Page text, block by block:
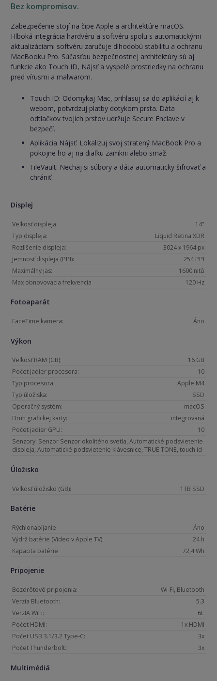
Displej
Veľkosť displeja:
14"
Typ displeja:
Liquid Retina XDR
Rozlíšenie displeja:
3024 x 1964 px
Jemnosť displeja (PPI):
254 PPI
Maximálny jas:
1600 nitů
Max obnovovacia frekvencia
120 Hz
Fotoaparát
FaceTime kamera: Áno
Výkon
Veľkosť RAM (GB):
16 GB
Počet jadier procesora:
10
Typ procesora:
Apple M4
Typ úložiska:
SSD
Operačný systém:
macOS
Druh grafickej karty:
integrovaná
Počet jadier GPU:
10
Senzory: Senzor Senzor okolitého svetla, Automatické podsvietenie
displeja, Automatické podsvietenie klávesnice, TRUE TONE, touch id
Úložisko
Veľkosť úložisko (GB): 1TB SSD
Batérie
Rýchlonabíjanie:
Áno
Výdrž batérie (Video v Apple TV):
24 h
Kapacita batérie
72,4 Wh
Pripojenie
Bezdrôtové pripojenia:
Wi-Fi, Bluetooth
Verzia Bluetooth:
5.3
VerzIA WiFi:
6E
Počet HDMI:
1x HDMI
Počet USB 3.1/3.2 Type-C::
3x
Počet Thunderbolt::
3x
Multimédiá
Bez kompromisov.
Zabezpečenie stojí na čipe Apple a architektúre macOS.
Hlboká integrácia hardvéru a softvéru spolu s automatickými
aktualizáciami softvéru zaručuje dlhodobú stabilitu a ochranu
MacBooku Pro. Súčasťou bezpečnostnej architektúry sú aj
funkcie ako Touch ID, Nájsť a vyspelé prostriedky na ochranu
pred vírusmi a malwarom.
Touch ID: Odomykaj Mac, prihlasuj sa do aplikácií aj k
webom, potvrdzuj platby dotykom prsta. Dáta
odtlačkov tvojich prstov udržuje Secure Enclave v
bezpečí.
Aplikácia Nájsť: Lokalizuj svoj stratený MacBook Pro a
pokojne ho aj na diaľku zamkni alebo smaž.
FileVault: Nechaj si súbory a dáta automaticky šifrovať a
chrániť.